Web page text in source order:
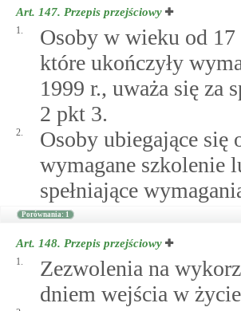
Art. 147. Przepis przejściowy
1.
Osoby w wieku od
które ukończyły
1999 r., uważa się za
2 pkt 3.
2.
Osoby ubiegające
wymagane szkolenie
spełniające
Porównania: 1
Art. 148. Przepis przejściowy
1.
Zezwolenia na
dniem wejścia w